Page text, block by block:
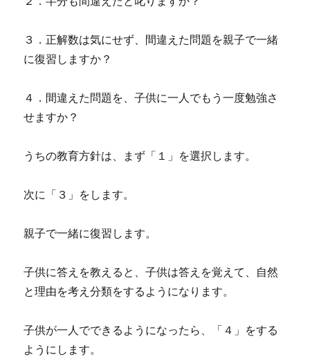
３．正解数は気にせず、間違えた問題を親子で一緒
に復習しますか？
４．間違えた問題を、子供に一人でもう一度勉強さ
せますか？
うちの教育方針は、まず「１」を選択します。
次に「３」をします。
親子で一緒に復習します。
子供に答えを教えると、子供は答えを覚えて、自然
と理由を考え分類をするようになります。
子供が一人でできるようになったら、「４」をする
ようにします。